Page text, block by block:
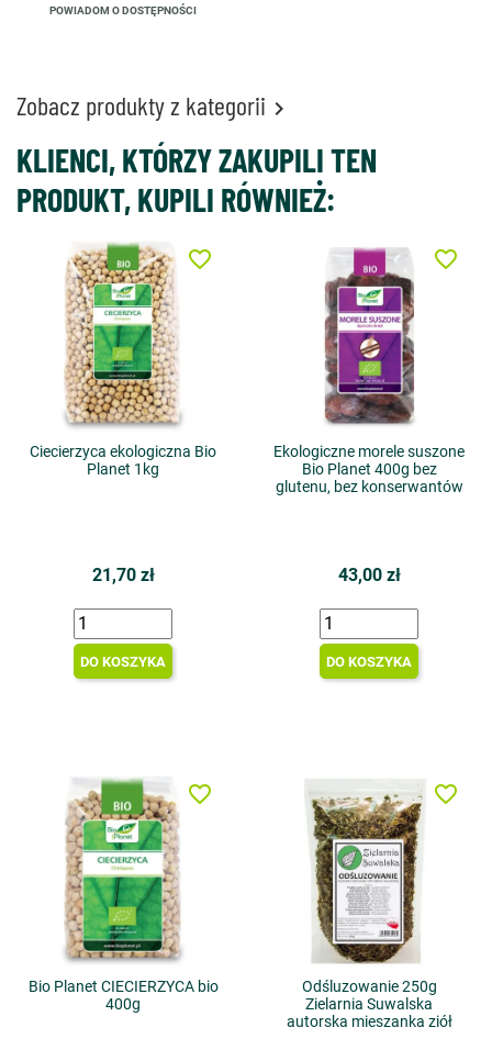
POWIADOM O DOSTĘPNOŚCI
Zobacz produkty z kategorii 
KLIENCI, KTÓRZY ZAKUPILI TEN
PRODUKT, KUPILI RÓWNIEŻ:
Ciecierzyca ekologiczna Bio
Planet 1kg
21,70 zł
DO KOSZYKA
favorite_border
Ekologiczne morele suszone
Bio Planet 400g bez
glutenu, bez konserwantów
43,00 zł
DO KOSZYKA
favorite_border
Bio Planet CIECIERZYCA bio
400g
favorite_border
Odśluzowanie 250g
Zielarnia Suwalska
autorska mieszanka ziół
favorite_border